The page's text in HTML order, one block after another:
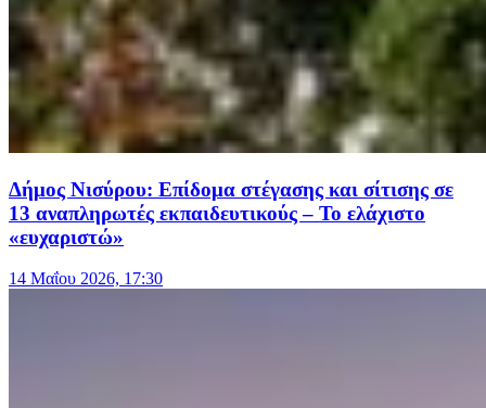
Δήμος Νισύρου: Επίδομα στέγασης και σίτισης σε
13 αναπληρωτές εκπαιδευτικούς – Το ελάχιστο
«ευχαριστώ»
14 Μαΐου 2026, 17:30